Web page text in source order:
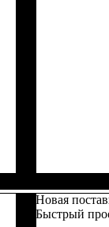
Новая
Быстрый